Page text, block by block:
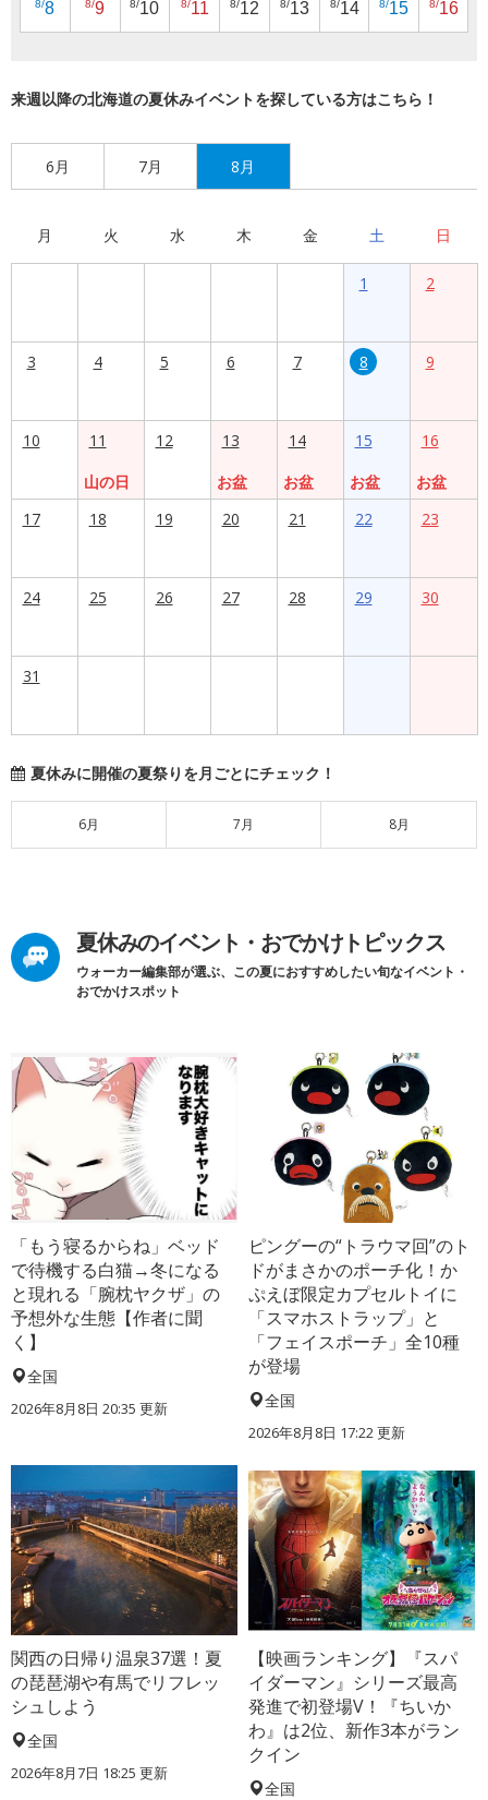
8/8 8/9 8/10 8/11 8/12 8/13 8/14 8/15 8/16
来週以降の北海道の夏休みイベントを探している方はこちら！
6月 7月 8月
月 火 水 木 金 土 日
1 2
3 4 5 6 7 8 9
10
11
山の日
12
13
お盆
14
お盆
15
お盆
16
お盆
17
18 19 20 21 22 23
24 25 26 27 28 29 30
31
夏休みに開催の夏祭りを月ごとにチェック！
6月 7月 8月
夏休みのイベント・おでかけトピックス
ウォーカー編集部が選ぶ、この夏におすすめしたい旬なイベント・
おでかけスポット
「もう寝るからね」ベッド
で待機する白猫→冬になる
と現れる「腕枕ヤクザ」の
予想外な生態【作者に聞
く】
全国
2026年8月8日 20:35 更新
ピングーの“トラウマ回”のト
ドがまさかのポーチ化！か
ぷえぼ限定カプセルトイに
「スマホストラップ」と
「フェイスポーチ」全10種
が登場
全国
2026年8月8日 17:22更新
関西の日帰り温泉37選！夏
の琵琶湖や有馬でリフレッ
シュしよう
全国
2026年8月7日 18:25 更新
【映画ランキング】『スパ
イダーマン』シリーズ最高
発進で初登場V！『ちいか
わ』は2位、新作3本がラン
クイン
全国